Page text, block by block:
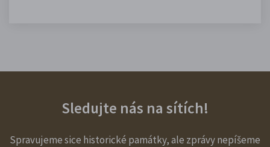
Sledujte nás na sítích!
Spravujeme sice historické památky, ale zprávy nepíšeme